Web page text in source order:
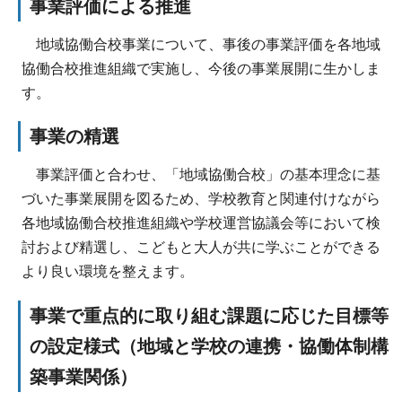
事業評価による推進
地域協働合校事業について、事後の事業評価を各地域
協働合校推進組織で実施し、今後の事業展開に生かしま
す。
事業の精選
事業評価と合わせ、「地域協働合校」の基本理念に基
づいた事業展開を図るため、学校教育と関連付けながら
各地域協働合校推進組織や学校運営協議会等において検
討および精選し、こどもと大人が共に学ぶことができる
より良い環境を整えます。
事業で重点的に取り組む課題に応じた目標等
の設定様式（地域と学校の連携・協働体制構
築事業関係）